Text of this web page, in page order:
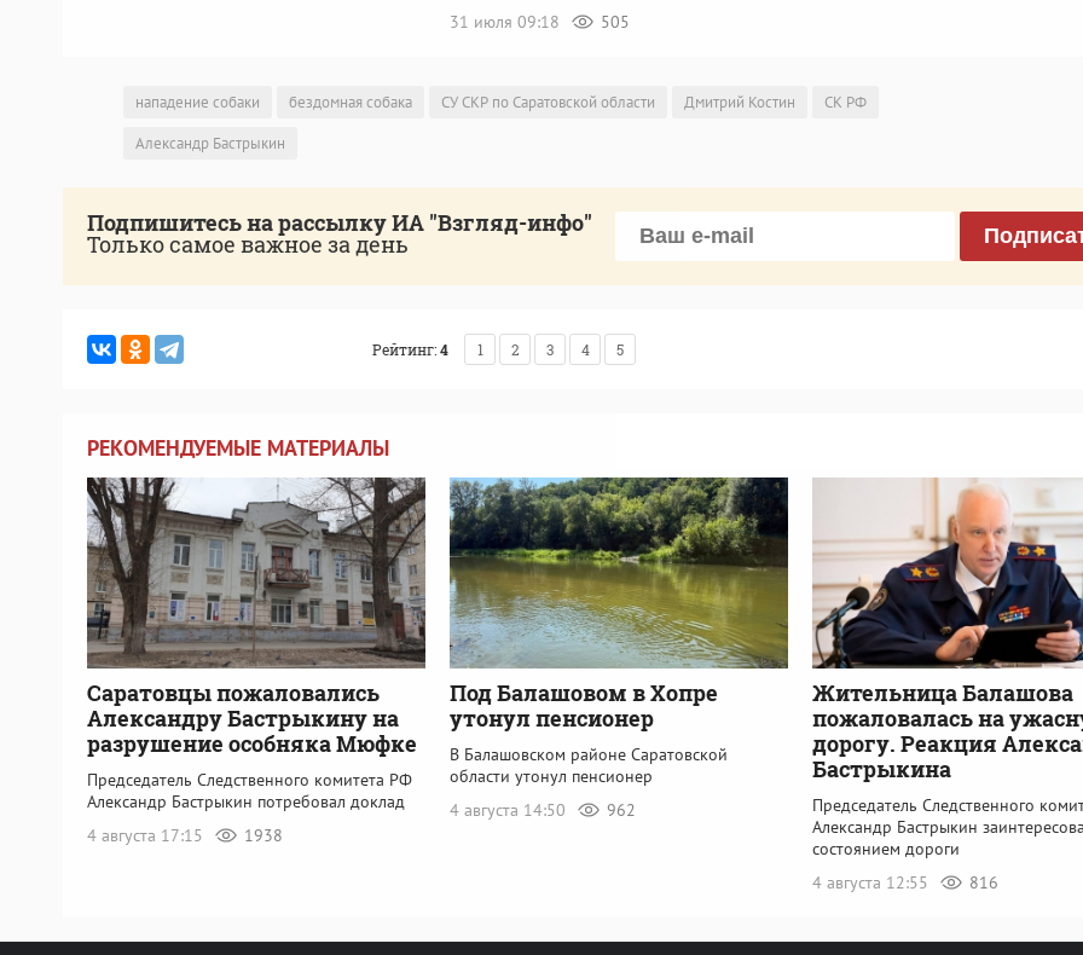
31 июля 09:18
505
нападение собаки бездомная собака СУ СКР по Саратовской области Дмитрий Костин
СК РФ
Александр Бастрыкин
Подпишитесь на рассылку ИА "Взгляд-инфо"
Только самое важное за день
Рейтинг:4 1 2 3 4 5
РЕКОМЕНДУЕМЫЕ МАТЕРИАЛЫ
Саратовцы пожаловались
Александру Бастрыкину на
разрушение особняка Мюфке
Председатель Следственного комитета РФ
Александр Бастрыкин потребовал доклад
4 августа 17:15
1938
Под Балашовом в Хопре
утонул пенсионер
В Балашовском районе Саратовской
области утонул пенсионер
4 августа 14:50
962
Жительница Балашова
пожаловалась на
дорогу. Реакция
Бастрыкина
Председатель Следственного
Александр Бастрыкин
состоянием дороги
4 августа 12:55
816